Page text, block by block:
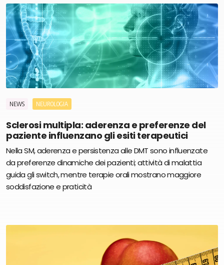
NEWS NEUROLOGIA
Sclerosi multipla: aderenza e preferenze del
paziente influenzano gli esiti terapeutici
Nella SM, aderenza e persistenza alle DMT sono influenzate
da preferenze dinamiche dei pazienti; attività di malattia
guida gli switch, mentre terapie orali mostrano maggiore
soddisfazione e praticità